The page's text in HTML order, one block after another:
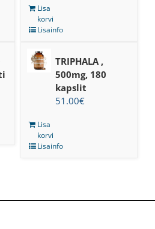
Lisa
korvi
Lisainfo
TRIPHALA ,
500mg, 180
kapslit
51.00€
Lisa
korvi
Lisainfo